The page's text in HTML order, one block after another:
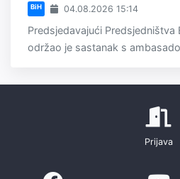
BiH 04.08.2026 15:14
Predsjedavajući Predsjedništva
održao je sastanak s
Prijava